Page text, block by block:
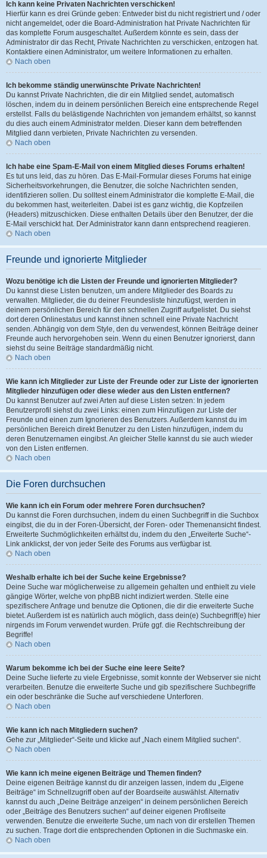
Ich kann keine Privaten Nachrichten verschicken!
Hierfür kann es drei Gründe geben: Entweder bist du nicht registriert und / oder
nicht angemeldet, oder die Board-Administration hat Private Nachrichten für
das komplette Forum ausgeschaltet. Außerdem könnte es sein, dass der
Administrator dir das Recht, Private Nachrichten zu verschicken, entzogen hat.
Kontaktiere einen Administrator, um weitere Informationen zu erhalten.
Nach oben
Ich bekomme ständig unerwünschte Private Nachrichten!
Du kannst Private Nachrichten, die dir ein Mitglied sendet, automatisch
löschen, indem du in deinem persönlichen Bereich eine entsprechende Regel
erstellst. Falls du belästigende Nachrichten von jemandem erhältst, so kannst
du dies auch einem Administrator melden. Dieser kann dem betreffenden
Mitglied dann verbieten, Private Nachrichten zu versenden.
Nach oben
Ich habe eine Spam-E-Mail von einem Mitglied dieses Forums erhalten!
Es tut uns leid, das zu hören. Das E-Mail-Formular dieses Forums hat einige
Sicherheitsvorkehrungen, die Benutzer, die solche Nachrichten senden,
identifizieren sollen. Du solltest einem Administrator die komplette E-Mail, die
du bekommen hast, weiterleiten. Dabei ist es ganz wichtig, die Kopfzeilen
(Headers) mitzuschicken. Diese enthalten Details über den Benutzer, der die
E-Mail verschickt hat. Der Administrator kann dann entsprechend reagieren.
Nach oben
Freunde und ignorierte Mitglieder
Wozu benötige ich die Listen der Freunde und ignorierten Mitglieder?
Du kannst diese Listen benutzen, um andere Mitglieder des Boards zu
verwalten. Mitglieder, die du deiner Freundesliste hinzufügst, werden in
deinem persönlichen Bereich für den schnellen Zugriff aufgelistet. Du siehst
dort deren Onlinestatus und kannst ihnen schnell eine Private Nachricht
senden. Abhängig von dem Style, den du verwendest, können Beiträge deiner
Freunde auch hervorgehoben sein. Wenn du einen Benutzer ignorierst, dann
siehst du seine Beiträge standardmäßig nicht.
Nach oben
Wie kann ich Mitglieder zur Liste der Freunde oder zur Liste der ignorierten
Mitglieder hinzufügen oder diese wieder aus den Listen entfernen?
Du kannst Benutzer auf zwei Arten auf diese Listen setzen: In jedem
Benutzerprofil siehst du zwei Links: einen zum Hinzufügen zur Liste der
Freunde und einen zum Ignorieren des Benutzers. Außerdem kannst du im
persönlichen Bereich direkt Benutzer zu den Listen hinzufügen, indem du
deren Benutzernamen eingibst. An gleicher Stelle kannst du sie auch wieder
von den Listen entfernen.
Nach oben
Die Foren durchsuchen
Wie kann ich ein Forum oder mehrere Foren durchsuchen?
Du kannst die Foren durchsuchen, indem du einen Suchbegriff in die Suchbox
eingibst, die du in der Foren-Übersicht, der Foren- oder Themenansicht findest.
Erweiterte Suchmöglichkeiten erhältst du, indem du den „Erweiterte Suche“-
Link anklickst, der von jeder Seite des Forums aus verfügbar ist.
Nach oben
Weshalb erhalte ich bei der Suche keine Ergebnisse?
Deine Suche war möglicherweise zu allgemein gehalten und enthielt zu viele
gängige Wörter, welche von phpBB nicht indiziert werden. Stelle eine
spezifischere Anfrage und benutze die Optionen, die dir die erweiterte Suche
bietet. Außerdem ist es natürlich auch möglich, dass dein(e) Suchbegriff(e) hier
nirgends im Forum verwendet wurden. Prüfe ggf. die Rechtschreibung der
Begriffe!
Nach oben
Warum bekomme ich bei der Suche eine leere Seite?
Deine Suche lieferte zu viele Ergebnisse, somit konnte der Webserver sie nicht
verarbeiten. Benutze die erweiterte Suche und gib spezifischere Suchbegriffe
ein oder beschränke die Suche auf verschiedene Unterforen.
Nach oben
Wie kann ich nach Mitgliedern suchen?
Gehe zur „Mitglieder“-Seite und klicke auf „Nach einem Mitglied suchen“.
Nach oben
Wie kann ich meine eigenen Beiträge und Themen finden?
Deine eigenen Beiträge kannst du dir anzeigen lassen, indem du „Eigene
Beiträge“ im Schnellzugriff oben auf der Boardseite auswählst. Alternativ
kannst du auch „Deine Beiträge anzeigen“ in deinem persönlichen Bereich
oder „Beiträge des Benutzers suchen“ auf deiner eigenen Profilseite
verwenden. Benutze die erweiterte Suche, um nach von dir erstellen Themen
zu suchen. Trage dort die entsprechenden Optionen in die Suchmaske ein.
Nach oben